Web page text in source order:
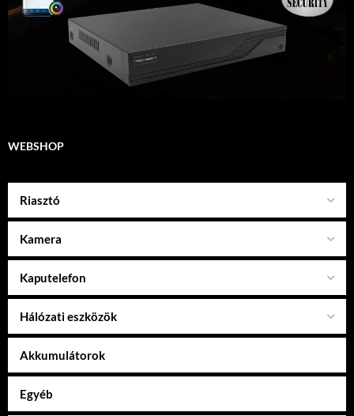
WEBSHOP
Riasztó
Kamera
Kaputelefon
Hálózati eszközök
Akkumulátorok
Egyéb